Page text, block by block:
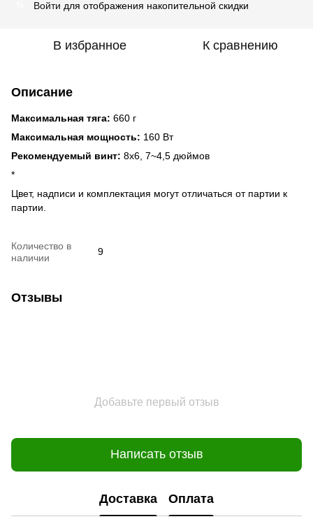
Войти для отображения накопительной скидки
В избранное К сравнению
Описание
Максимальная тяга: 660 г
Максимальная мощность: 160 Вт
Рекомендуемый винт: 8x6, 7~4,5 дюймов
*
Цвет, надписи и комплектация могут отличаться от партии к
партии.
Количество в
наличии
9
Отзывы
Добавьте первый отзыв
Написать отзыв
Доставка Оплата